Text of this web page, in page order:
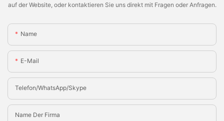
auf der Website, oder kontaktieren Sie uns direkt mit Fragen oder Anfragen.
Name
E-Mail
Telefon/WhatsApp/Skype
Name Der Firma